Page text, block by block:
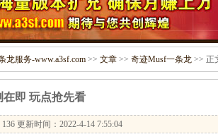
龙服务-www.a3sf.com >> 文章 >> 奇迹Musf一条龙 >> 正
在即 玩点抢先看
136 更新时间：2022-4-14 7:55:04